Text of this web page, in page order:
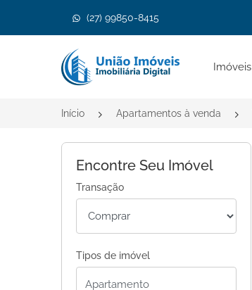
(27) 99850-8415
Página inicial
Imóveis
Início Apartamentos à venda
Encontre Seu Imóvel
Transação
Tipos de imóvel